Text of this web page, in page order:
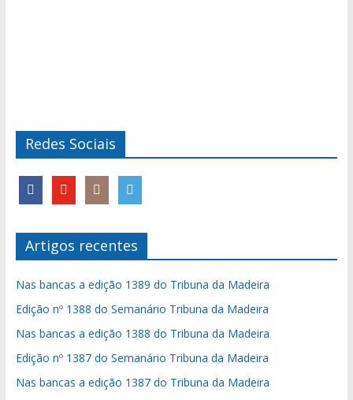
Redes Sociais
Artigos recentes
Nas bancas a edição 1389 do Tribuna da Madeira
Edição nº 1388 do Semanário Tribuna da Madeira
Nas bancas a edição 1388 do Tribuna da Madeira
Edição nº 1387 do Semanário Tribuna da Madeira
Nas bancas a edição 1387 do Tribuna da Madeira